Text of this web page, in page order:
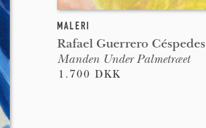
MALERI
Rafael Guerrero Céspedes
Manden Under Palmetræet
1.700 DKK